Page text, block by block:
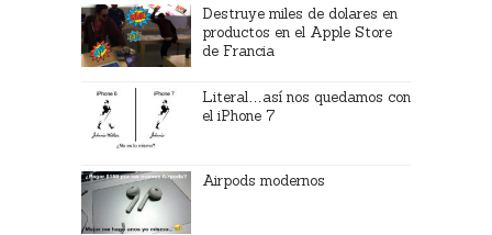
Destruye miles de dolares en
productos en el Apple Store
de Francia
Literal…así nos quedamos con
el iPhone 7
Airpods modernos